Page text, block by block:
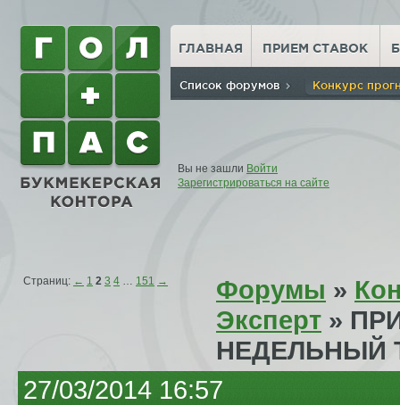
ГЛАВНАЯ ПРИЕМ СТАВОК
Список форумов Конкурс
Вы не зашли Войти
Зарегистрироваться на сайте
Страниц: ← 1 2 3 4 … 151 → Форумы »
Эксперт »
НЕДЕЛЬНЫЙ
27/03/2014 16:57